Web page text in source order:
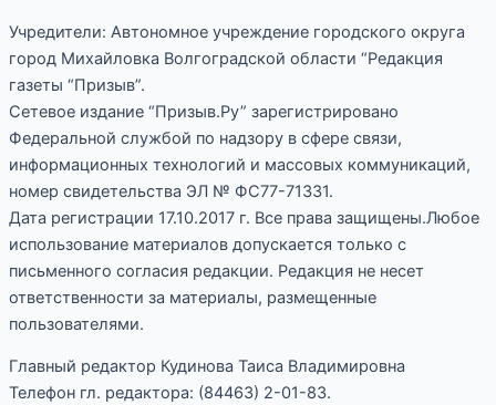
Учредители: Автономное учреждение городского округа
город Михайловка Волгоградской области “Редакция
газеты “Призыв”.
Сетевое издание “Призыв.Ру” зарегистрировано
Федеральной службой по надзору в сфере связи,
информационных технологий и массовых коммуникаций,
номер свидетельства ЭЛ № ФС77-71331.
Дата регистрации 17.10.2017 г. Все права защищены.Любое
использование материалов допускается только с
письменного согласия редакции. Редакция не несет
ответственности за материалы, размещенные
пользователями.
Главный редактор Кудинова Таиса Владимировна
Телефон гл. редактора: (84463) 2-01-83.